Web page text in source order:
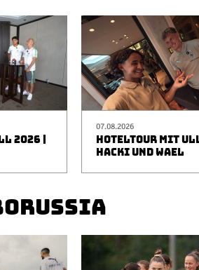
2026 |
07.08.2026
HOTELTOUR MIT
HACKI UND WAEL